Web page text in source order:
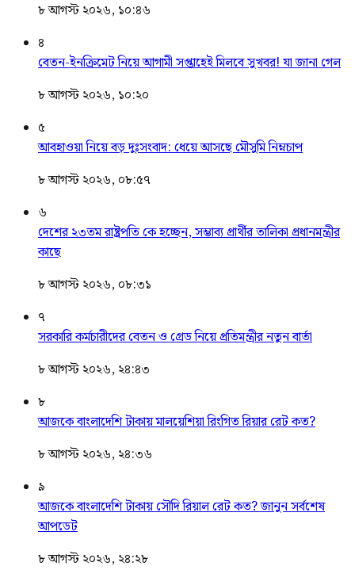
৮ আগস্ট ২০২৬, ১০:৪৬
৪
বেতন-ইনক্রিমেট নিয়ে আগামী সপ্তাহেই মিলবে সুখবর! যা জানা গেল
৮ আগস্ট ২০২৬, ১০:২০
৫
আবহাওয়া নিয়ে বড় দুঃসংবাদ: ধেয়ে আসছে মৌসুমি নিম্নচাপ
৮ আগস্ট ২০২৬, ০৮:৫৭
৬
দেশের ২৩তম রাষ্ট্রপতি কে হচ্ছেন, সম্ভাব্য প্রার্থীর তালিকা প্রধানমন্ত্রীর
কাছে
৮ আগস্ট ২০২৬, ০৮:৩১
৭
সরকারি কর্মচারীদের বেতন ও গ্রেড নিয়ে প্রতিমন্ত্রীর নতুন বার্তা
৮ আগস্ট ২০২৬, ২৪:৪৩
৮
আজকে বাংলাদেশি টাকায় মালয়েশিয়া রিংগিত রিয়ার রেট কত?
৮ আগস্ট ২০২৬, ২৪:৩৬
৯
আজকে বাংলাদেশি টাকায় সৌদি রিয়াল রেট কত? জানুন সর্বশেষ
আপডেট
৮ আগস্ট ২০২৬, ২৪:২৮